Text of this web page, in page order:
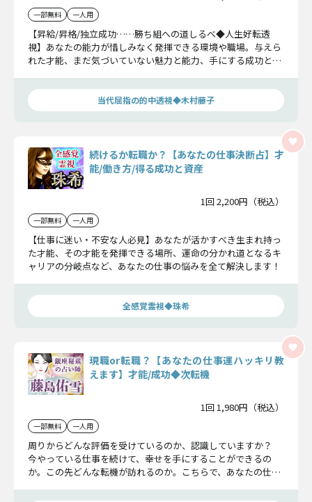
一部無料 一人用
【昇給/昇格/独立成功……勝ち組への道しるべ◆人生好転透
視】あなたの能力が惜しみなく発揮できる環境や職場。与えら
れた才能、まだ気づいていない魅力と能力、手にする成功と幸
とにしましょう。
当代屈指の的中透視◆木村藤子
続けるか転職か？【あなたの仕事決断占】才
能/働き方/得る成功と資産
1回 2,200円（税込）
一部無料 一人用
【仕事に迷い・不安な人必見】あなたが活かすべき生まれ持っ
た才能、その才能を発揮できる場所、運命の分かれ道となるキ
ャリアの分岐点など、あなたの仕事の悩みを全て解決します！
全感覚霊視◆珠希
現職or転職？【あなたの仕事運ハッキリ教
えます】才能/成功◆次転機
1回 1,980円（税込）
一部無料 一人用
周りからどんな評価を受けているのか、認識していますか？
今やっている仕事を続けて、幸せを手にすることができるの
か。この先どんな転機が訪れるのか。こちらで、あなたの仕事